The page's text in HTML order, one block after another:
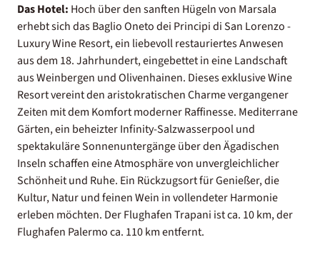
Das Hotel: Hoch über den sanften Hügeln von Marsala
erhebt sich das Baglio Oneto dei Principi di San Lorenzo -
Luxury Wine Resort, ein liebevoll restauriertes Anwesen
aus dem 18. Jahrhundert, eingebettet in eine Landschaft
aus Weinbergen und Olivenhainen. Dieses exklusive Wine
Resort vereint den aristokratischen Charme vergangener
Zeiten mit dem Komfort moderner Raffinesse. Mediterrane
Gärten, ein beheizter Infinity-Salzwasserpool und
spektakuläre Sonnenuntergänge über den Ägadischen
Inseln schaffen eine Atmosphäre von unvergleichlicher
Schönheit und Ruhe. Ein Rückzugsort für Genießer, die
Kultur, Natur und feinen Wein in vollendeter Harmonie
erleben möchten. Der Flughafen Trapani ist ca. 10 km, der
Flughafen Palermo ca. 110 km entfernt.